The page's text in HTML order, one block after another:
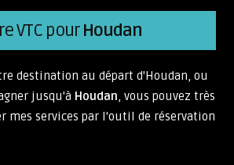
VTC pourHoudan
destination au départ d'Houdan, ou
jusqu'à Houdan, vous pouvez très
mes services par l'outil de réservation